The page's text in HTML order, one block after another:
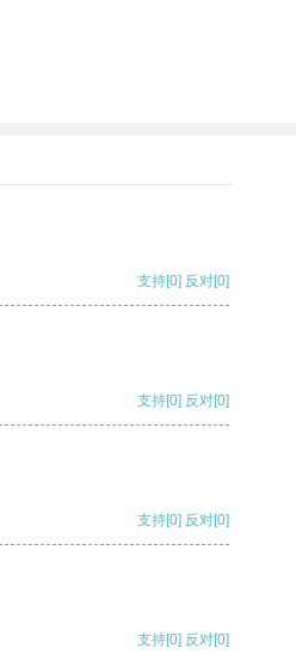
支持[0] 反对[0]
支持[0] 反对[0]
支持[0] 反对[0]
支持[0] 反对[0]